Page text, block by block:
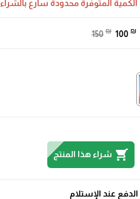
الكمية المتوفرة محدودة سارع بالشراء
150 ₪ 100 ₪
shopping_cart شراء هذا المنتج
الدفع عند الإستلام